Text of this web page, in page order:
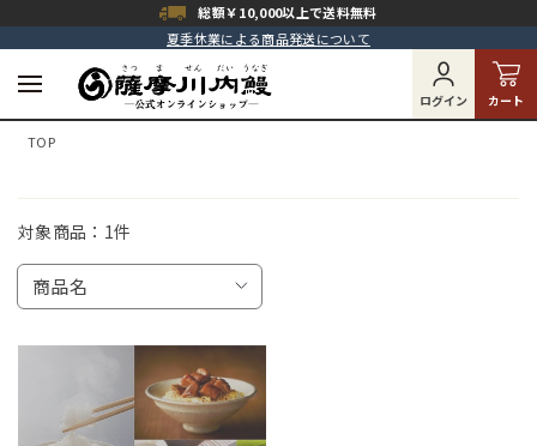
夏季休業による商品発送について
総額￥10,000以上で送料無料
ログイン カート
TOP
対象商品： 1件
商品名